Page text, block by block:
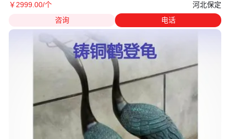
￥2999.00/个
河北保定
咨询
电话